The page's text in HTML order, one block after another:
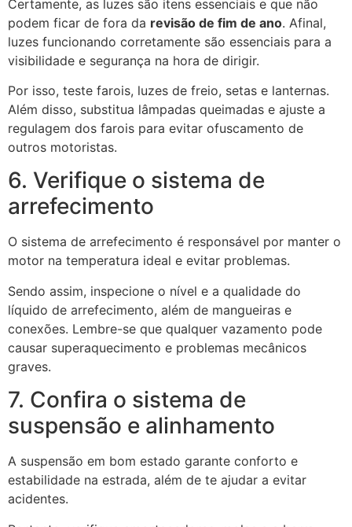
Certamente, as luzes são itens essenciais e que não
podem ficar de fora da revisão de fim de ano. Afinal,
luzes funcionando corretamente são essenciais para a
visibilidade e segurança na hora de dirigir.
Por isso, teste farois, luzes de freio, setas e lanternas.
Além disso, substitua lâmpadas queimadas e ajuste a
regulagem dos farois para evitar ofuscamento de
outros motoristas.
6. Verifique o sistema de
arrefecimento
O sistema de arrefecimento é responsável por manter o
motor na temperatura ideal e evitar problemas.
Sendo assim, inspecione o nível e a qualidade do
líquido de arrefecimento, além de mangueiras e
conexões. Lembre-se que qualquer vazamento pode
causar superaquecimento e problemas mecânicos
graves.
7. Confira o sistema de
suspensão e alinhamento
A suspensão em bom estado garante conforto e
estabilidade na estrada, além de te ajudar a evitar
acidentes.